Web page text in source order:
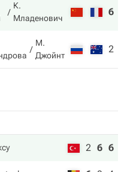
К.
Младенович
6
М.
Джойнт
2
2 6 6